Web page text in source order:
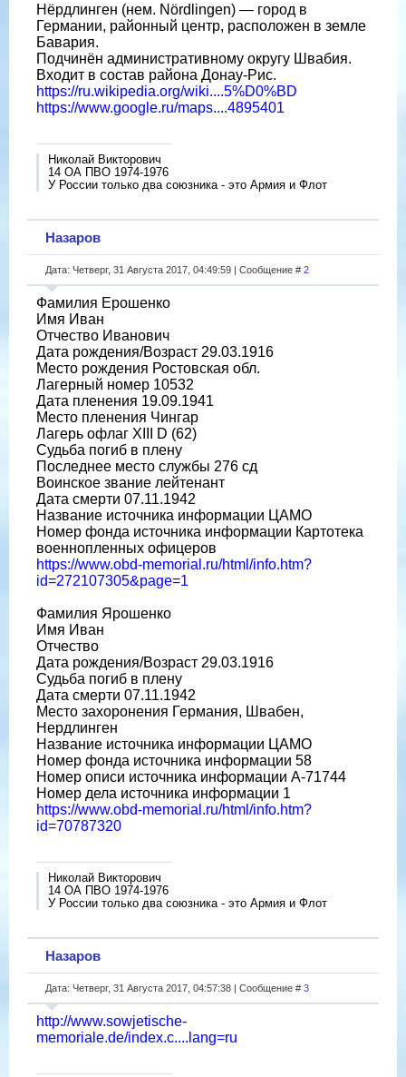
Нёрдлинген (нем. Nördlingen) — город в
Германии, районный центр, расположен в земле
Бавария.
Подчинён административному округу Швабия.
Входит в состав района Донау-Рис.
https://ru.wikipedia.org/wiki....5%D0%BD
https://www.google.ru/maps....4895401
Николай Викторович
14 ОА ПВО 1974-1976
У России только два союзника - это Армия и Флот
Назаров
Дата: Четверг, 31 Августа 2017, 04:49:59 | Сообщение # 2
Фамилия Ерошенко
Имя Иван
Отчество Иванович
Дата рождения/Возраст 29.03.1916
Место рождения Ростовская обл.
Лагерный номер 10532
Дата пленения 19.09.1941
Место пленения Чингар
Лагерь офлаг XIII D (62)
Судьба погиб в плену
Последнее место службы 276 сд
Воинское звание лейтенант
Дата смерти 07.11.1942
Название источника информации ЦАМО
Номер фонда источника информации Картотека
военнопленных офицеров
https://www.obd-memorial.ru/html/info.htm?
id=272107305&page=1
Фамилия Ярошенко
Имя Иван
Отчество
Дата рождения/Возраст 29.03.1916
Судьба погиб в плену
Дата смерти 07.11.1942
Место захоронения Германия, Швабен,
Нердлинген
Название источника информации ЦАМО
Номер фонда источника информации 58
Номер описи источника информации A-71744
Номер дела источника информации 1
https://www.obd-memorial.ru/html/info.htm?
id=70787320
Николай Викторович
14 ОА ПВО 1974-1976
У России только два союзника - это Армия и Флот
Назаров
Дата: Четверг, 31 Августа 2017, 04:57:38 | Сообщение # 3
http://www.sowjetische-
memoriale.de/index.c....lang=ru